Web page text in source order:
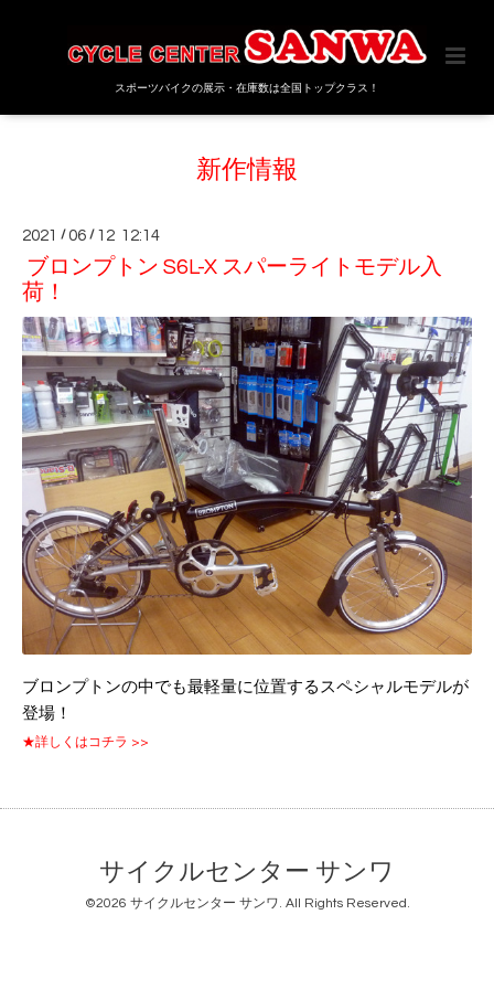
スポーツバイクの展示・在庫数は全国トップクラス！
新作情報
2021 /06 / 12 12:14
ブロンプトン S6L-X スパーライトモデル入
荷！
ブロンプトンの中でも最軽量に位置するスペシャルモデルが
登場！
★詳しくはコチラ >>
サイクルセンター サンワ
©2026 サイクルセンター サンワ. All Rights Reserved.